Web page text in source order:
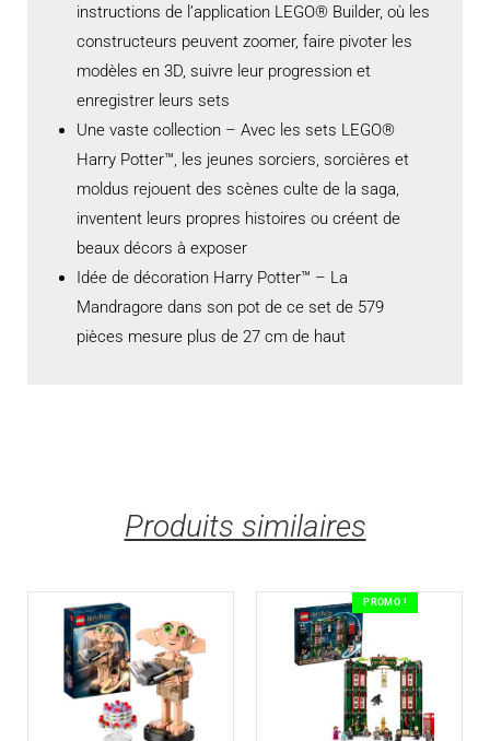
instructions de l’application LEGO® Builder, où les
constructeurs peuvent zoomer, faire pivoter les
modèles en 3D, suivre leur progression et
enregistrer leurs sets
Une vaste collection – Avec les sets LEGO®
Harry Potter™, les jeunes sorciers, sorcières et
moldus rejouent des scènes culte de la saga,
inventent leurs propres histoires ou créent de
beaux décors à exposer
Idée de décoration Harry Potter™ – La
Mandragore dans son pot de ce set de 579
pièces mesure plus de 27 cm de haut
Produits similaires
PROMO !